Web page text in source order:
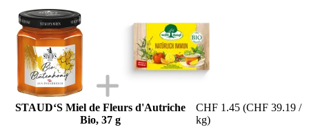
STAUD‘S Miel de Fleurs d'Autriche
Bio, 37 g
CHF 1.45 (CHF 39.19 /
kg)